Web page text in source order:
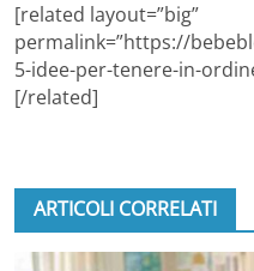
[related layout=”big”
permalink=”https://
5-idee-per-tenere-in-
[/related]
ARTICOLI CORRELATI